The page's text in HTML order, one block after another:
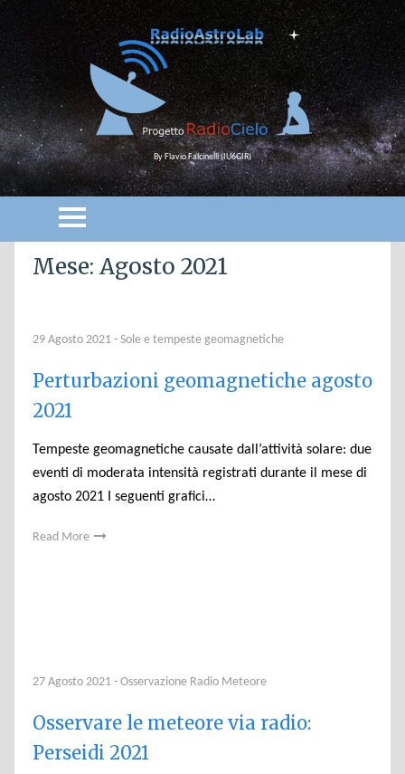
By Flavio Falcinelli (IU6GIR)
Mese: Agosto 2021
29 Agosto 2021 - Sole e tempeste geomagnetiche
Perturbazioni geomagnetiche agosto
2021
Tempeste geomagnetiche causate dall’attività solare: due
eventi di moderata intensità registrati durante il mese di
agosto 2021 I seguenti grafici…
Read More
27 Agosto 2021 - Osservazione Radio Meteore
Osservare le meteore via radio:
Perseidi 2021